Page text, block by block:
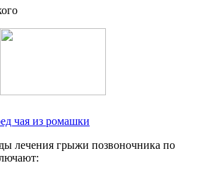
чая из ромашки
лечения грыжи позвоночника по